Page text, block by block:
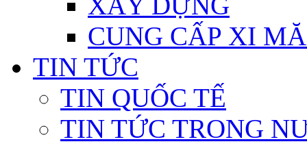
CUNG CẤP XI
TIN TỨC
TIN QUỐC TẾ
TIN TỨC TRONG